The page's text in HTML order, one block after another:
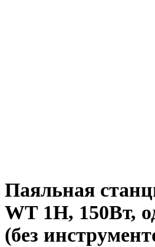
Паяльная
WT 1H, 150Вт,
(без